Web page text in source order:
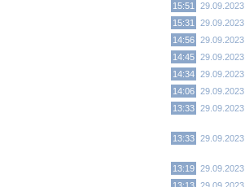
15:51 29.09.2023
15:31 29.09.2023
14:56 29.09.2023
14:45 29.09.2023
14:34 29.09.2023
14:06 29.09.2023
13:33 29.09.2023
13:33 29.09.2023
13:19 29.09.2023